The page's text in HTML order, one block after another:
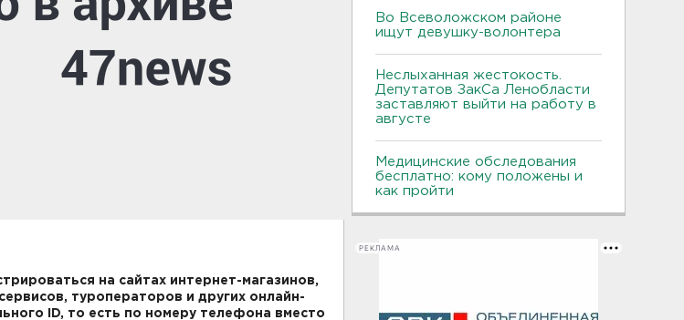
на сайтах интернет-магазинов,
туроператоров и других онлайн-
ID, то есть по номеру телефона вместо
Во Всеволожском районе
ищут девушку-волонтера
Неслыханная жестокость.
Депутатов ЗакСа Ленобласти
заставляют выйти на работу в
августе
Медицинские обследования
бесплатно: кому положены и
как пройти
РЕКЛАМА